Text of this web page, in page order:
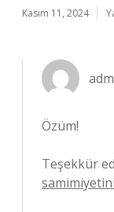
Kasım 11, 2024
Özüm!
Teşekkür
samimiyetini